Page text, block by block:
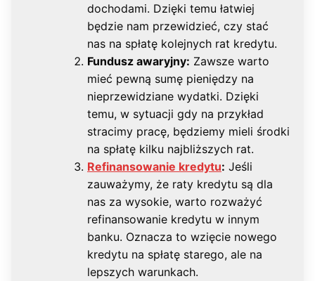
dochodami. Dzięki temu łatwiej
będzie nam przewidzieć, czy stać
nas na spłatę kolejnych rat kredytu.
Fundusz awaryjny: Zawsze warto
mieć pewną sumę pieniędzy na
nieprzewidziane wydatki. Dzięki
temu, w sytuacji gdy na przykład
stracimy pracę, będziemy mieli środki
na spłatę kilku najbliższych rat.
Refinansowanie kredytu: Jeśli
zauważymy, że raty kredytu są dla
nas za wysokie, warto rozważyć
refinansowanie kredytu w innym
banku. Oznacza to wzięcie nowego
kredytu na spłatę starego, ale na
lepszych warunkach.